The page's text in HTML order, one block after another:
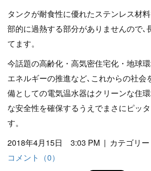
タンクが耐食性に優れたステンレス材
部的に過熱する部分がありませんので､
てます。
今話題の高齢化・高気密住宅化・地球
エネルギーの推進など､これからの社会
備としての電気温水器はクリーンな住
な安全性を確保するうえでまさにピッ
す。
2018年4月15日 3:03 PM | カテゴリー
コメント（0）